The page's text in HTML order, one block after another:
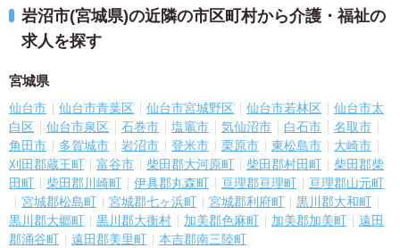
岩沼市(宮城県)の近隣の市区町村から介護・福祉の
求人を探す
宮城県
仙台市 仙台市青葉区 仙台市宮城野区 仙台市若林区
仙台市太
白区
仙台市泉区 石巻市 塩竈市 気仙沼市 白石市
名取市
角田市
多賀城市 岩沼市 登米市 栗原市 東松島市
大崎市
刈田郡蔵王町
富谷市 柴田郡大河原町 柴田郡村田町
柴田郡柴
田町
柴田郡川崎町 伊具郡丸森町 亘理郡亘理町
亘理郡山元町
宮城郡松島町
宮城郡七ヶ浜町 宮城郡利府町
黒川郡大和町
黒川郡大郷町
黒川郡大衡村 加美郡色麻町 加美郡加美町
遠田
郡涌谷町
遠田郡美里町 本吉郡南三陸町